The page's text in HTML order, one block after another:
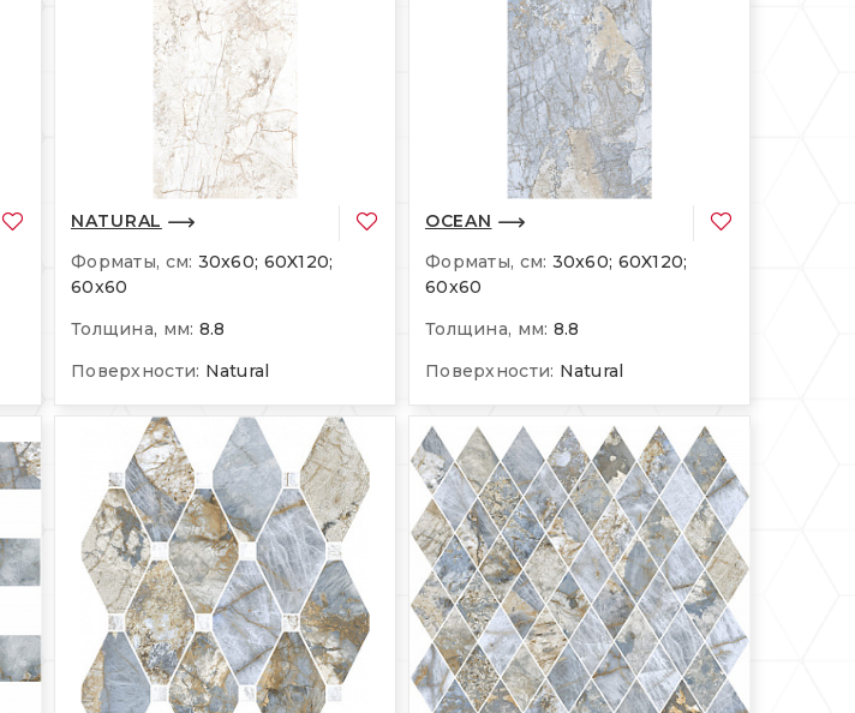
NATURAL
Форматы, см: 30x60; 60X120;
60x60
Толщина, мм: 8.8
Поверхности: Natural
OCEAN
Форматы, см: 30x60; 60X120;
60x60
Толщина, мм: 8.8
Поверхности: Natural